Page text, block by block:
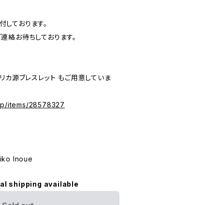
ております。
絡お待ちしております。
カ源ブレスレット もご用意していま
items/28578327
Inoue
shipping available